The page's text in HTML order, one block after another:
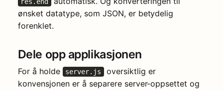
ønsket datatype, som JSON, er betydelig
forenklet.
Dele opp applikasjonen
For å holde server.js oversiktlig er
konvensjonen er å separere server-oppsettet og